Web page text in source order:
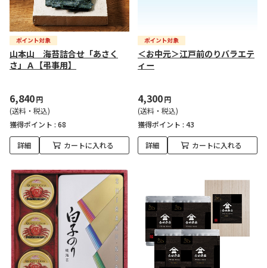
山本山 海苔詰合せ「あさく
さ」Ａ【弔事用】
6,840円
(送料・税込)
獲得ポイント : 68
詳細 カートに入れる
＜お中元＞江戸前のりバラエテ
ィー
4,300円
(送料・税込)
獲得ポイント : 43
詳細 カートに入れる